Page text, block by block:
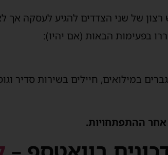
של שני הצדדים להגיע לעסקה אך
אחר ההתפתחויות.